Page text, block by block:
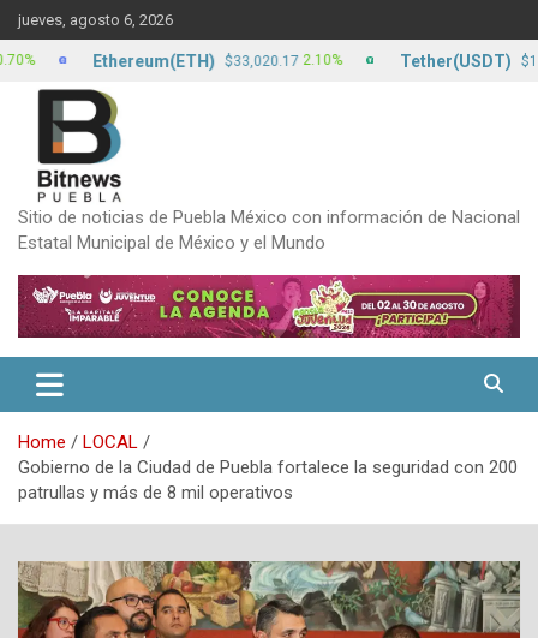
Skip
to
content
jueves, agosto 6, 2026
Sitio de noticias de Puebla México con información de Nacional
Estatal Municipal de México y el Mundo
Home
LOCAL
Gobierno de la Ciudad de Puebla fortalece la seguridad con 200
patrullas y más de 8 mil operativos
Ethereum(ETH) $33,020.17 2.10% Tether(USDT) $17.24